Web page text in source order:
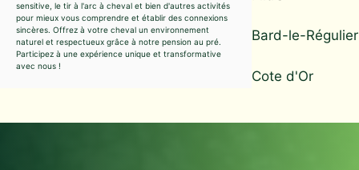
sensitive, le tir à l'arc à cheval et bien d'autres activités
pour mieux vous comprendre et établir des connexions
sincères. Offrez à votre cheval un environnement
naturel et respectueux grâce à notre pension au pré.
Participez à une expérience unique et transformative
avec nous !
Bard-le-Régulier
Cote d'Or